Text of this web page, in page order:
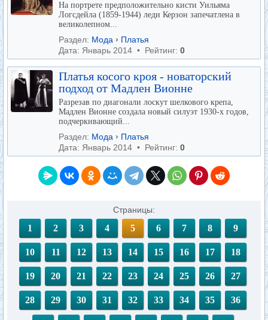
На портрете предположительно кисти Уильяма
Логсдейла (1859-1944) леди Керзон запечатлена в
великолепном...
Раздел: Мода › Платья
Дата: Январь 2014 • Рейтинг: 0
Платья косого кроя - новаторский
подход от Мадлен Вионне
Разрезав по диагонали лоскут шелкового крепа,
Мадлен Вионне создала новый силуэт 1930-х годов,
подчеркивающий...
Раздел: Мода › Платья
Дата: Январь 2014 • Рейтинг: 0
Страницы:
1 2 3 4 5 6 7 8 9
10 11 12 13 14 15 16 17 18
19 20 21 22 23 24 25 26 27
28 29 30 31 32 33 34 35 36